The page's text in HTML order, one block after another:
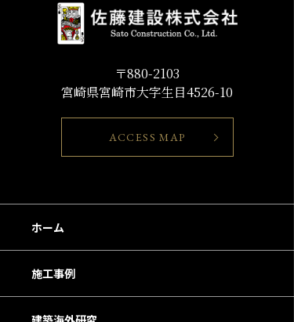
〒880-2103
宮崎県宮崎市大字生目4526-10
ACCESS MAP
ホーム
施工事例